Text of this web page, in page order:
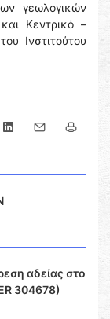
γεωλογικών
Κεντρικό –
Ινστιτούτου
αδείας στο
304678)